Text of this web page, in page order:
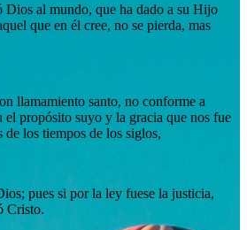
Dios al mundo, que ha dado a su Hijo
que en él cree, no se pierda, mas
llamamiento santo, no conforme a
el propósito suyo y la gracia que nos fue
de los tiempos de los siglos,
pues si por la ley fuese la justicia,
Cristo.